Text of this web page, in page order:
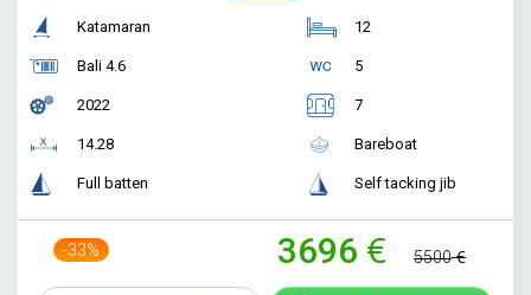
Katamaran
Bali 4.6
2022
14.28
Full batten
12
5
7
Bareboat
Self tacking jib
-33% 3696 5500